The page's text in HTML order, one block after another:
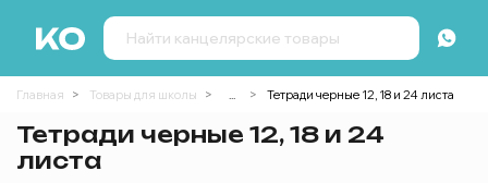
Главная Товары для школы ... Тетради черные 12, 18 и 24 листа
Тетради черные 12, 18 и 24
листа